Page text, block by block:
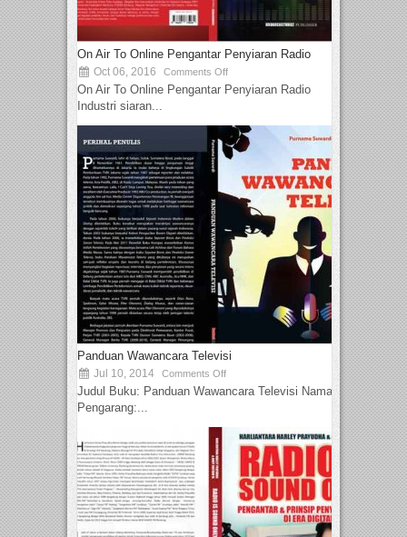
On Air To Online Pengantar Penyiaran Radio
Oct 06, 2016 Comments Off
On Air To Online Pengantar Penyiaran Radio
Industri siaran...
Panduan Wawancara Televisi
Jul 10, 2014 Comments Off
Judul Buku: Panduan Wawancara Televisi Nama
Pengarang:...